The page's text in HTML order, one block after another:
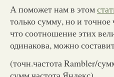
А поможет нам в этом
только сумму, но и
что соотношение этих
одинакова, можно
(точн.частота Rambler/